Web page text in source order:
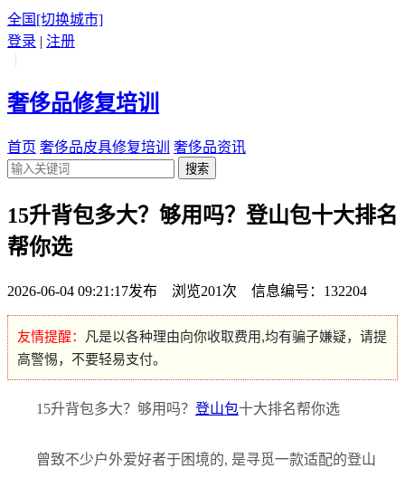
全国 [切换城市]
登录 | 注册
|
奢侈品修复培训
首页 奢侈品皮具修复培训 奢侈品资讯
搜索
15升背包多大？够用吗？登山包十大排名
帮你选
2026-06-04 09:21:17发布 浏览201次 信息编号：132204
友情提醒：
凡是以各种理由向你收取费用,均有骗子嫌疑，请提
高警惕，不要轻易支付。
15升背包多大？够用吗？ 登山包十大排名帮你选
曾致不少户外爱好者于困境的, 是寻觅一款适配的登山